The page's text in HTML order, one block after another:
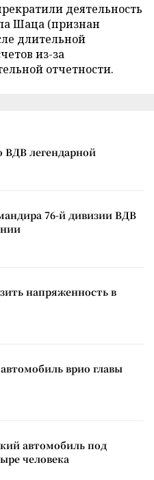
деятельность
Шаца (признан
длительной
из-за
отчетности.
ВДВ легендарной
76-й дивизии ВДВ
напряженность в
врио главы
автомобиль под
человека